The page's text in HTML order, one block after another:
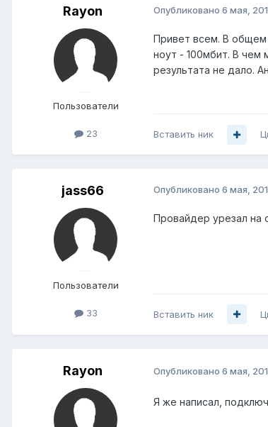
Rayon
Пользователи
23
Опубликовано 6 мая,
Привет всем. В общем
ноут - 100мбит. В чем
результата не дало.
Вставить ник
jass66
Пользователи
33
Опубликовано 6 мая,
Провайдер урезал на
Вставить ник
Rayon Опубликовано 6 мая,
Я же написал,